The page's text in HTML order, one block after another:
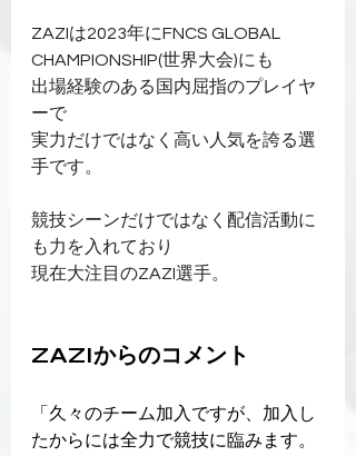
ZAZIは2023年にFNCS GLOBAL
CHAMPIONSHIP(世界大会)にも
出場経験のある国内屈指のプレイヤ
ーで
実力だけではなく高い人気を誇る選
手です。
競技シーンだけではなく配信活動に
も力を入れており
現在大注目のZAZI選手。
ZAZIからのコメント
「久々のチーム加入ですが、加入し
たからには全力で競技に臨みます。